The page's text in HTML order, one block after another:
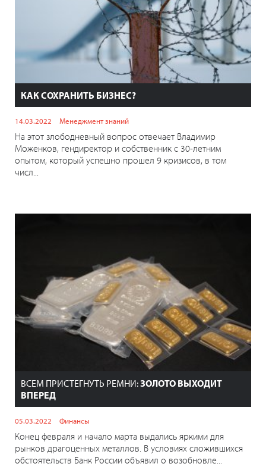
КАК СОХРАНИТЬ БИЗНЕС?
14.03.2022 Менеджмент знаний
На этот злободневный вопрос отвечает Владимир
Моженков, гендиректор и собственник с 30-летним
опытом, который успешно прошел 9 кризисов, в том
числ...
ВСЕМ ПРИСТЕГНУТЬ РЕМНИ:ЗОЛОТО ВЫХОДИТ
ВПЕРЕД
05.03.2022 Финансы
Конец февраля и начало марта выдались яркими для
рынков драгоценных металлов. В условиях сложившихся
обстоятельств Банк России объявил о возобновле...